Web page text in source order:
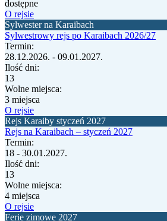
dostępne
O rejsie
Sylwester na Karaibach
Sylwestrowy rejs po Karaibach 2026/27
Termin:
28.12.2026. - 09.01.2027.
Ilość dni:
13
Wolne miejsca:
3 miejsca
O rejsie
Rejs Karaiby styczeń 2027
Rejs na Karaibach – styczeń 2027
Termin:
18 - 30.01.2027.
Ilość dni:
13
Wolne miejsca:
4 miejsca
O rejsie
Ferie zimowe 2027